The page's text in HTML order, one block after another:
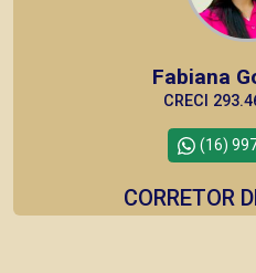
Fabiana
CRECI
(16)
CORRETOR